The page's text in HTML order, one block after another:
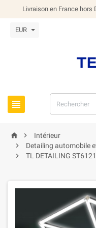
Livraison en France hors
EUR

 
Intérieur

Detailing automobile

TL DETAILING